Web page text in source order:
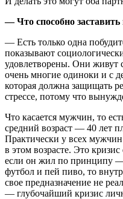
— Что способно заставить
— Есть только одна
показывают
удовлетворены. Они живут
очень многие одиноки и с
которая должна защищать
стрессе, потому что
Что касается мужчин, то
средний возраст — 40 лет
Практически у всех
в этом возрасте. Это
если он жил по принципу
футбол и пей пиво, то
свое предназначение не
— глубочайший кризис